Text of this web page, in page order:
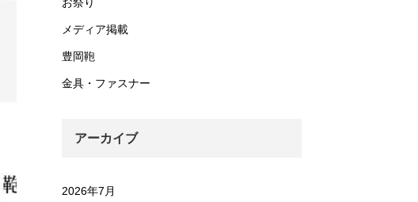
メディア掲載
豊岡鞄
金具・ファスナー
アーカイブ
2026年7月